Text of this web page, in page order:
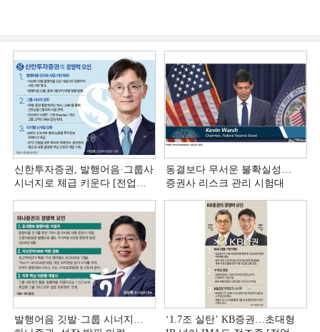
신한투자증권, 발행어음·그룹사
시너지로 체급 키운다 [전업계
동결보다 무서운 불확실성…
증권사 리스크 관리 시험대
발행어음 깃발·그룹 시너지…
‘1.7조 실탄’ KB증권…초대형